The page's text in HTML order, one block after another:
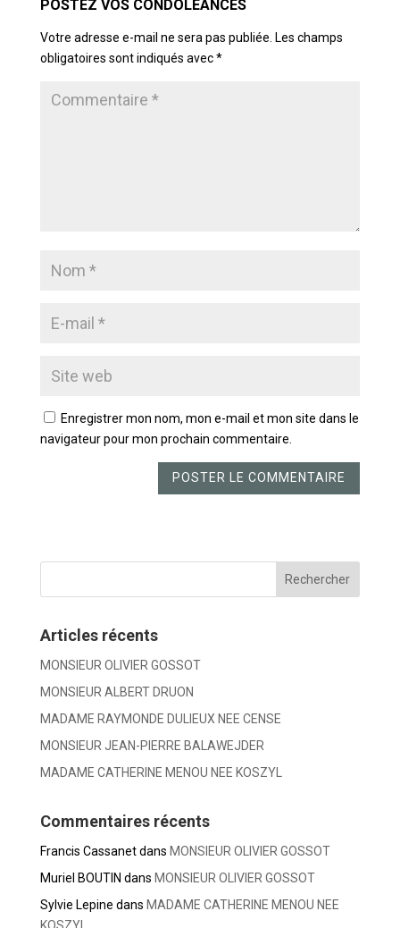
Votre adresse e-mail ne sera pas publiée. Les champs
obligatoires sont indiqués avec*
Enregistrer mon nom, mon e-mail et mon site dans le
navigateur pour mon prochain commentaire.
Articles récents
MONSIEUR OLIVIER GOSSOT
MONSIEUR ALBERT DRUON
MADAME RAYMONDE DULIEUX NEE CENSE
MONSIEUR JEAN-PIERRE BALAWEJDER
MADAME CATHERINE MENOU NEE KOSZYL
Commentaires récents
Francis Cassanetdans MONSIEUR OLIVIER GOSSOT
Muriel BOUTIN dans MONSIEUR OLIVIER GOSSOT
Sylvie Lepine dans MADAME CATHERINE MENOU NEE
KOSZYL